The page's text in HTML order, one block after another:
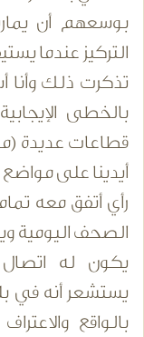
بوسعهم أن
التركيز عندما
تذكرت ذلك وأنا
بالخطى
قطاعات عديدة
أيدينا على
رأي أتفق معه
الصحف اليومية
يكون له
يستشعر أنه في
بالواقع